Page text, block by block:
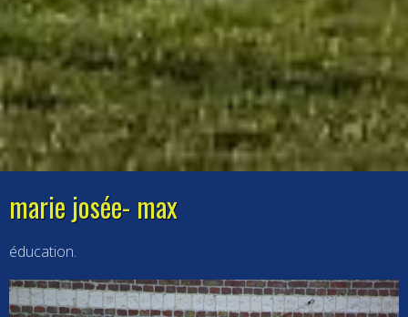
marie josée- max
éducation.